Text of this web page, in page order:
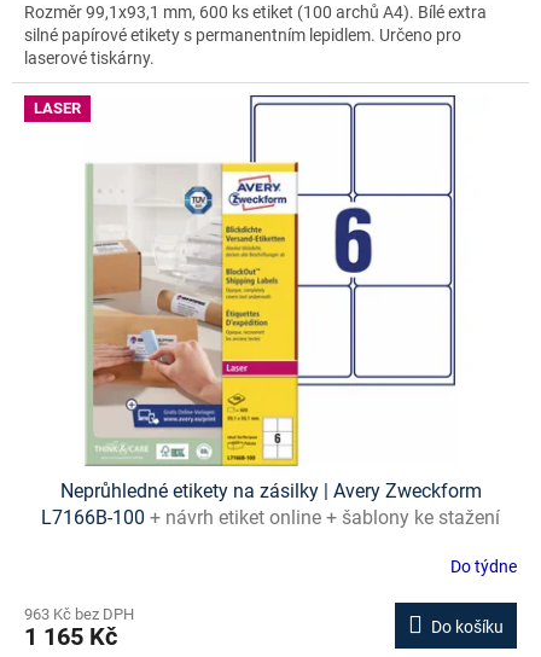
Rozměr 99,1x93,1 mm, 600 ks etiket (100 archů A4). Bílé extra
silné papírové etikety s permanentním lepidlem. Určeno pro
laserové tiskárny.
LASER
Neprůhledné etikety na zásilky | Avery Zweckform
L7166B-100 + návrh etiket online + šablony ke stažení
Do týdne
963 Kč bez DPH
1 165 Kč Do košíku